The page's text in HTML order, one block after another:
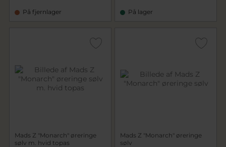
På fjernlager På lager
Mads Z "Monarch" øreringe
sølv m. hvid topas
Mads Z "Monarch" øreringe
sølv